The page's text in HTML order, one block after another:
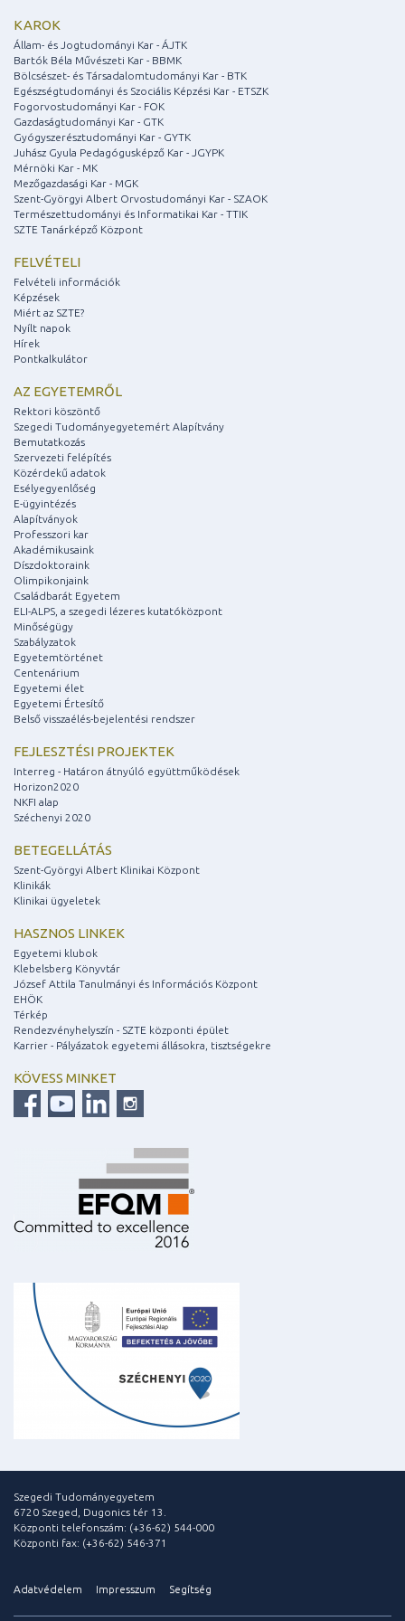
KAROK
Állam- és Jogtudományi Kar - ÁJTK
Bartók Béla Művészeti Kar - BBMK
Bölcsészet- és Társadalomtudományi Kar - BTK
Egészségtudományi és Szociális Képzési Kar - ETSZK
Fogorvostudományi Kar - FOK
Gazdaságtudományi Kar - GTK
Gyógyszerésztudományi Kar - GYTK
Juhász Gyula Pedagógusképző Kar - JGYPK
Mérnöki Kar - MK
Mezőgazdasági Kar - MGK
Szent-Györgyi Albert Orvostudományi Kar - SZAOK
Természettudományi és Informatikai Kar - TTIK
SZTE Tanárképző Központ
FELVÉTELI
Felvételi információk
Képzések
Miért az SZTE?
Nyílt napok
Hírek
Pontkalkulátor
AZ EGYETEMRŐL
Rektori köszöntő
Szegedi Tudományegyetemért Alapítvány
Bemutatkozás
Szervezeti felépítés
Közérdekű adatok
Esélyegyenlőség
E-ügyintézés
Alapítványok
Professzori kar
Akadémikusaink
Díszdoktoraink
Olimpikonjaink
Családbarát Egyetem
ELI-ALPS, a szegedi lézeres kutatóközpont
Minőségügy
Szabályzatok
Egyetemtörténet
Centenárium
Egyetemi élet
Egyetemi Értesítő
Belső visszaélés-bejelentési rendszer
FEJLESZTÉSI PROJEKTEK
Interreg - Határon átnyúló együttműködések
Horizon2020
NKFI alap
Széchenyi 2020
BETEGELLÁTÁS
Szent-Györgyi Albert Klinikai Központ
Klinikák
Klinikai ügyeletek
HASZNOS LINKEK
Egyetemi klubok
Klebelsberg Könyvtár
József Attila Tanulmányi és Információs Központ
EHÖK
Térkép
Rendezvényhelyszín - SZTE központi épület
Karrier - Pályázatok egyetemi állásokra, tisztségekre
KÖVESS MINKET
Szegedi Tudományegyetem
6720 Szeged, Dugonics tér 13.
Központi telefonszám: (+36-62) 544-000
Központi fax: (+36-62) 546-371
Adatvédelem Impresszum Segítség